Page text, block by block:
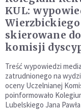
KUL:
Wierzbickiego
skierowane
komisji
Treść wypowiedzi
zatrudnionego na
oceny Uczelnianej
poinformowało
Lubelskiego Jana